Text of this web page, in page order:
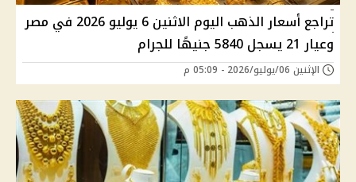
تراجع أسعار الذهب اليوم الاثنين 6 يوليو 2026 في مصر
وعيار 21 يسجل 5840 جنيهًا للجرام
الإثنين 06/يوليو/2026 - 05:09 م